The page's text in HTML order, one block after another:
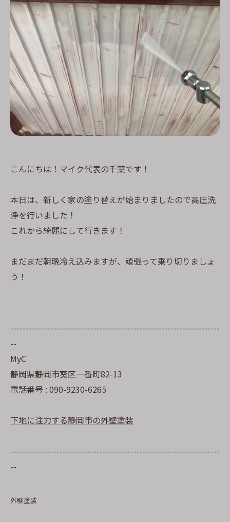
こんにちは！マイク代表の千葉です！
本日は、新しく家の塗り替えが始まりましたので高圧洗
浄を行いました！
これから綺麗にして行きます！
まだまだ朝晩冷え込みますが、頑張って乗り切りましょ
う！
--------------------------------------------------------------------
--
MyC
静岡県静岡市葵区一番町82-13
電話番号 : 090-9230-6265
下地に注力する静岡市の外壁塗装
--------------------------------------------------------------------
--
外壁塗装